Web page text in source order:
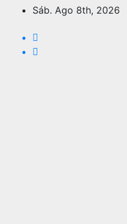
Saltar
contenido
Sáb. Ago 8th, 2026